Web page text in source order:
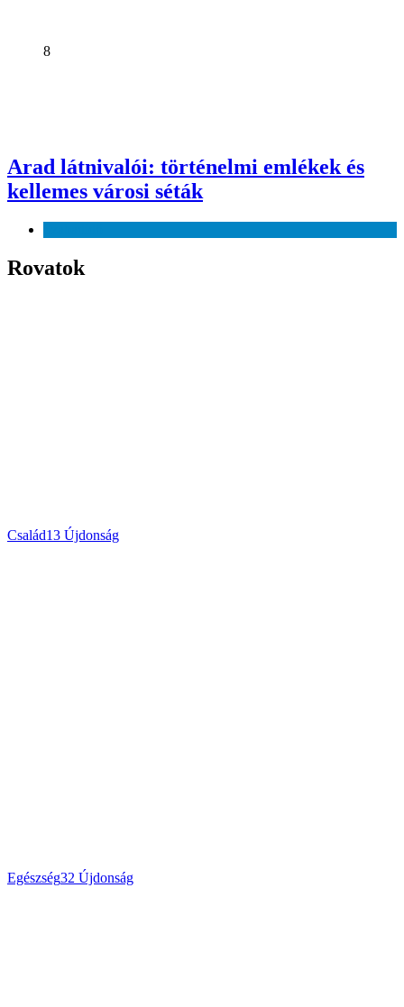
8
Arad látnivalói: történelmi emlékek és
kellemes városi séták
Rovatok
Család13 Újdonság
Egészség32 Újdonság